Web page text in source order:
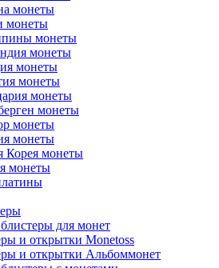
монеты
монеты
монеты
монеты
монеты
монеты
монеты
монеты
монеты
монеты
монеты
монеты
для монет
и открытки Monetoss
и открытки Альбоммонет